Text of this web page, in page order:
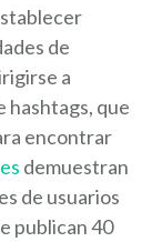
de
a
hashtags, que
encontrar
demuestran
de usuarios
publican 40